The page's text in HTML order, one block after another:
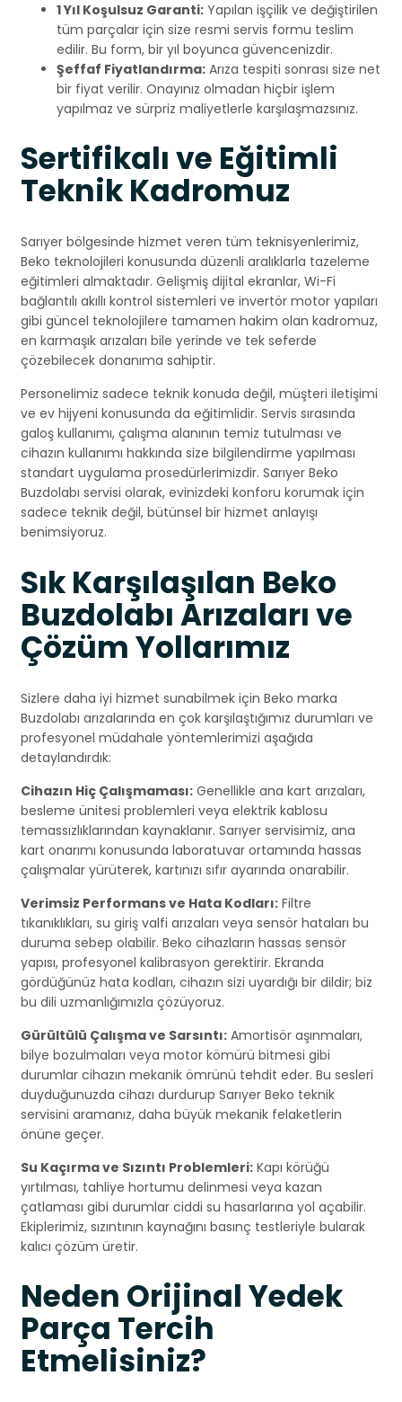
1 Yıl Koşulsuz Garanti: Yapılan işçilik ve değiştirilen
tüm parçalar için size resmi servis formu teslim
edilir. Bu form, bir yıl boyunca güvencenizdir.
Şeffaf Fiyatlandırma: Arıza tespiti sonrası size net
bir fiyat verilir. Onayınız olmadan hiçbir işlem
yapılmaz ve sürpriz maliyetlerle karşılaşmazsınız.
Sertifikalı ve Eğitimli
Teknik Kadromuz
Sarıyer bölgesinde hizmet veren tüm teknisyenlerimiz,
Beko teknolojileri konusunda düzenli aralıklarla tazeleme
eğitimleri almaktadır. Gelişmiş dijital ekranlar, Wi-Fi
bağlantılı akıllı kontrol sistemleri ve invertör motor yapıları
gibi güncel teknolojilere tamamen hakim olan kadromuz,
en karmaşık arızaları bile yerinde ve tek seferde
çözebilecek donanıma sahiptir.
Personelimiz sadece teknik konuda değil, müşteri iletişimi
ve ev hijyeni konusunda da eğitimlidir. Servis sırasında
galoş kullanımı, çalışma alanının temiz tutulması ve
cihazın kullanımı hakkında size bilgilendirme yapılması
standart uygulama prosedürlerimizdir. Sarıyer Beko
Buzdolabı servisi olarak, evinizdeki konforu korumak için
sadece teknik değil, bütünsel bir hizmet anlayışı
benimsiyoruz.
Sık Karşılaşılan Beko
Buzdolabı Arızaları ve
Çözüm Yollarımız
Sizlere daha iyi hizmet sunabilmek için Beko marka
Buzdolabı arızalarında en çok karşılaştığımız durumları ve
profesyonel müdahale yöntemlerimizi aşağıda
detaylandırdık:
Cihazın Hiç Çalışmaması: Genellikle ana kart arızaları,
besleme ünitesi problemleri veya elektrik kablosu
temassızlıklarından kaynaklanır. Sarıyer servisimiz, ana
kart onarımı konusunda laboratuvar ortamında hassas
çalışmalar yürüterek, kartınızı sıfır ayarında onarabilir.
Verimsiz Performans ve Hata Kodları: Filtre
tıkanıklıkları, su giriş valfi arızaları veya sensör hataları bu
duruma sebep olabilir. Beko cihazların hassas sensör
yapısı, profesyonel kalibrasyon gerektirir. Ekranda
gördüğünüz hata kodları, cihazın sizi uyardığı bir dildir; biz
bu dili uzmanlığımızla çözüyoruz.
Gürültülü Çalışma ve Sarsıntı: Amortisör aşınmaları,
bilye bozulmaları veya motor kömürü bitmesi gibi
durumlar cihazın mekanik ömrünü tehdit eder. Bu sesleri
duyduğunuzda cihazı durdurup Sarıyer Beko teknik
servisini aramanız, daha büyük mekanik felaketlerin
önüne geçer.
Su Kaçırma ve Sızıntı Problemleri: Kapı körüğü
yırtılması, tahliye hortumu delinmesi veya kazan
çatlaması gibi durumlar ciddi su hasarlarına yol açabilir.
Ekiplerimiz, sızıntının kaynağını basınç testleriyle bularak
kalıcı çözüm üretir.
Neden Orijinal Yedek
Parça Tercih
Etmelisiniz?